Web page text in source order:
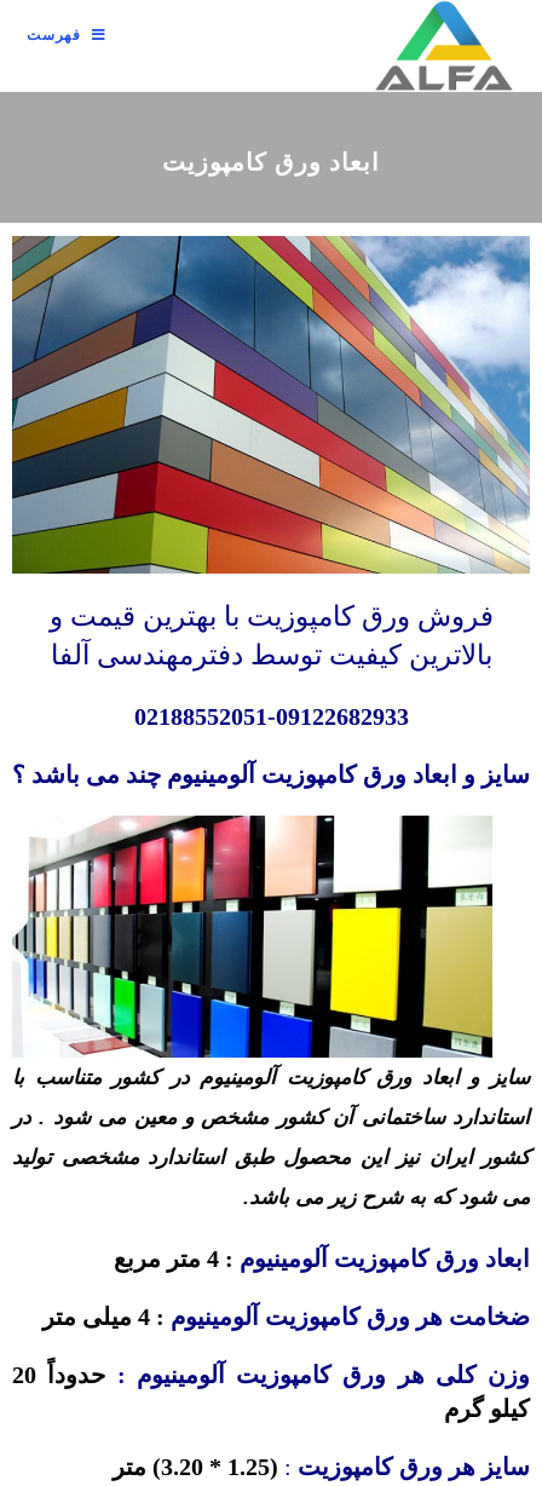
فهرست
ابعاد ورق کامپوزیت
فروش ورق کامپوزیت با بهترین قیمت و
بالاترین کیفیت توسط دفترمهندسی آلفا
02188552051-09122682933
سایز و ابعاد ورق کامپوزیت آلومینیوم چند می باشد ؟
سایز و ابعاد ورقکامپوزیتآلومینیوم در کشور متناسب با
استاندارد ساختمانی آن کشور مشخص و معین می شود . در
کشور ایران نیز این محصول طبق استاندارد مشخصی تولید
می شود که به شرح زیر می باشد.
ابعاد ورق کامپوزیت آلومینیوم : 4 متر مربع
ضخامت هر ورق کامپوزیت آلومینیوم : 4 میلی متر
وزن کلی هر ورق کامپوزیت آلومینیوم :
حدوداً 20
کیلو گرم
سایز هر ورق کامپوزیت : (1.25 * 3.20) متر